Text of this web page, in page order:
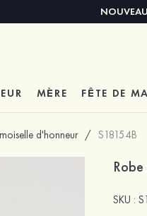
MÈRE FÊTE DE
d'honneur / S18154B
SKU :